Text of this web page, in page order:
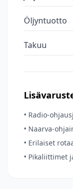
Öljyntuotto
Takuu
• Radio-
• Naarva-
• Erilaiset
• Pikaliittimet